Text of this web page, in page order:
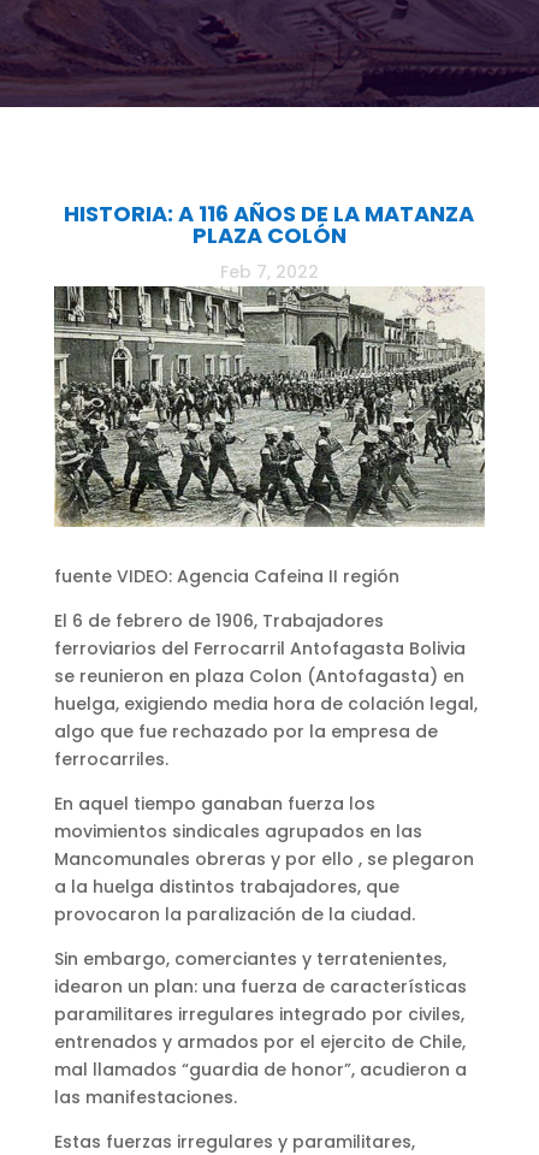
HISTORIA: A 116 AÑOS DE LA MATANZA
PLAZA COLÓN
Feb 7, 2022
fuente VIDEO: Agencia Cafeina II región
El 6 de febrero de 1906, Trabajadores
ferroviarios del Ferrocarril Antofagasta Bolivia
se reunieron en plaza Colon (Antofagasta) en
huelga, exigiendo media hora de colación legal,
algo que fue rechazado por la empresa de
ferrocarriles.
En aquel tiempo ganaban fuerza los
movimientos sindicales agrupados en las
Mancomunales obreras y por ello , se plegaron
a la huelga distintos trabajadores, que
provocaron la paralización de la ciudad.
Sin embargo, comerciantes y terratenientes,
idearon un plan: una fuerza de características
paramilitares irregulares integrado por civiles,
entrenados y armados por el ejercito de Chile,
mal llamados “guardia de honor”, acudieron a
las manifestaciones.
Estas fuerzas irregulares y paramilitares,